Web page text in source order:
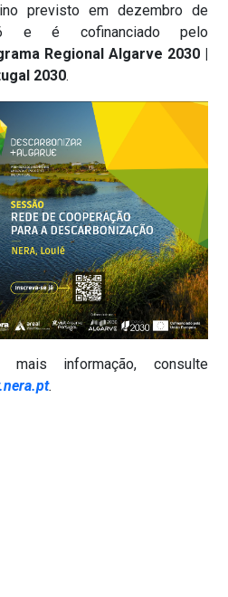
previsto em dezembro de
e é cofinanciado pelo
Regional Algarve 2030 |
2030.
mais informação, consulte
.